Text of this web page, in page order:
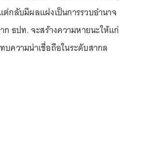
ต่กลับมีผลแฝงเป็นการรวบอำนาจ
ก ธปท. จะสร้างความหายนะให้แก่
บความน่าเชื่อถือในระดับสากล